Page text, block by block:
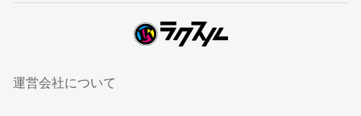
運営会社について